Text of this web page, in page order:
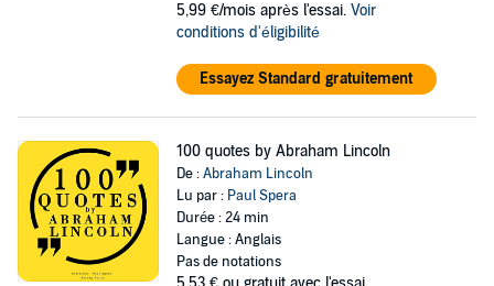
5,99 €/mois après l'essai. Voir
conditions d'éligibilité
Essayez Standard gratuitement
100 quotes by Abraham Lincoln
De :Abraham Lincoln
Lu par : Paul Spera
Durée : 24 min
Langue : Anglais
Pas de notations